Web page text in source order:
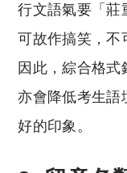
行文語氣要「莊
可故作搞笑，不
因此，綜合格式
亦會降低考生語
好的印象。